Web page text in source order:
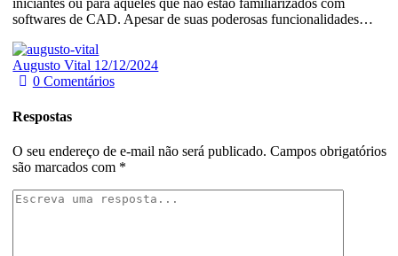
iniciantes ou para aqueles que não estão familiarizados com
softwares de CAD. Apesar de suas poderosas funcionalidades…
Augusto Vital 12/12/2024
0 Comentários
Respostas
O seu endereço de e-mail não será publicado. Campos obrigatórios
são marcados com *